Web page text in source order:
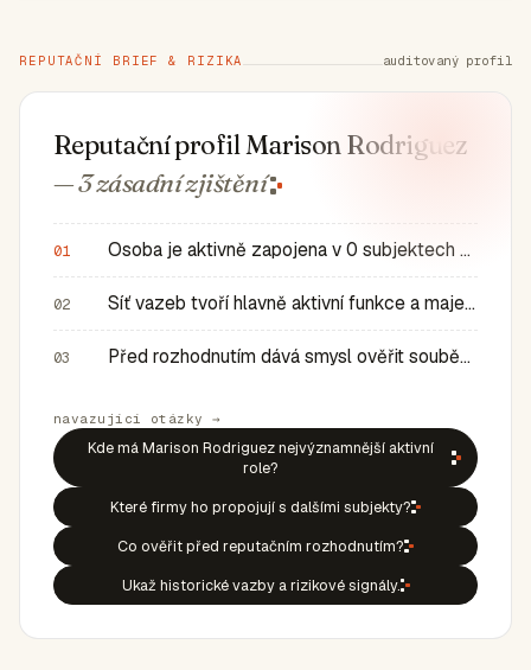
REPUTAČNÍ BRIEF & RIZIKA auditovaný profil
Reputační profil Marison Rodriguez
— 3 zásadnízjištění
01 Osoba je aktivně zapojena v 0 subjektech a má 0 historic…
02 Síť vazeb tvoří hlavně aktivní funkce a majetkové role v…
03 Před rozhodnutím dává smysl ověřit souběh rolí, historic…
navazující otázky →
Kde má Marison Rodriguez nejvýznamnější aktivní
role?
Které firmy ho propojují s dalšími subjekty?
Co ověřit před reputačním rozhodnutím?
Ukaž historické vazby a rizikové signály.